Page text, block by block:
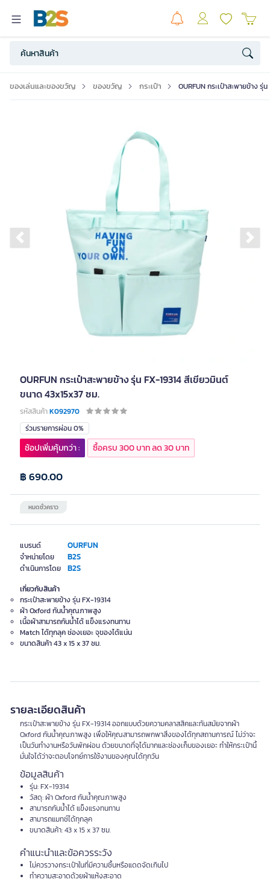
ของเล่นและของขวัญ ของขวัญ กระเป๋า OURFUN กระเป๋าสะพายข้าง
Previous slide
OURFUN กระเป๋าสะพายข้าง รุ่น FX-19314 สีเขียวมินต์
ขนาด 43x15x37 ซม.
รหัสสินค้าK092970
แบรนด์ OURFUN
จำหน่ายโดย B2S
ดำเนินการโดย B2S
ร่วมรายการผ่อน 0%
หมดชั่วคราว
฿ 690.00
ช้อปเพิ่มคุ้มกว่า : ซื้อครบ 300 บาท ลด 30 บาท
เกี่ยวกับสินค้า
กระเป๋าสะพายข้าง รุ่น FX-19314
ผ้า Oxford กันน้ำคุณภาพสูง
เนื้อผ้าสามารถกันน้ำได้ แข็งแรงทนทาน​
Match ได้ทุกลุค ช่องเยอะ จุของได้แน่น
ขนาดสินค้า 43 x 15 x 37 ซม.
รายละเอียดสินค้า
กระเป๋าสะพายข้าง รุ่น FX-19314 ออกแบบด้วยความคลาสสิคและทันสมัยจากผ้า
Oxford กันน้ำคุณภาพสูง เพื่อให้คุณสามารถพกพาสิ่งของได้ทุกสถานการณ์ ไม่ว่าจะ
เป็นวันทำงานหรือวันพักผ่อน ด้วยขนาดที่จุได้มากและช่องเก็บของเยอะ ทำให้กระเป๋านี้
มั่นใจได้ว่าจะตอบโจทย์การใช้งานของคุณได้ทุกวัน
ข้อมูลสินค้า
รุ่น: FX-19314
วัสดุ: ผ้า Oxford กันน้ำคุณภาพสูง
สามารถกันน้ำได้ แข็งแรงทนทาน
สามารถแมทช์ได้ทุกลุค
ขนาดสินค้า: 43 x 15 x 37 ซม.
คำแนะนำและข้อควรระวัง
ไม่ควรวางกระเป๋าในที่มีความชื้นหรือแดดจัดเกินไป
ทำความสะอาดด้วยผ้าแห้งสะอาด